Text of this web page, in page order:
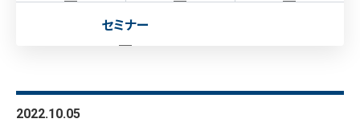
セミナー
2022.10.05